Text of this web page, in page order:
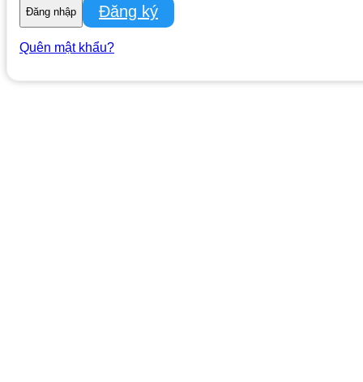
Đăng nhập Đăng ký
Quên mật khẩu?